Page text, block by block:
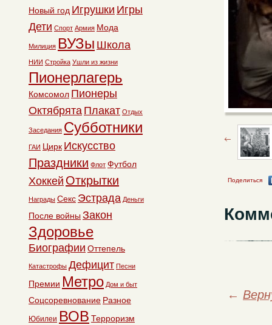
Поделиться
←
Новый год Игрушки Игры
Дети Спорт Армия Мода
Милиция ВУЗы Школа
НИИ Стройка Ушли из жизни
Пионерлагерь
Комсомол Пионеры
Октябрята Плакат Отдых
Заседания Субботники
ГАИ Цирк Искусство
Праздники Флот Футбол
Хоккей Открытки
Награды Секс Эстрада Деньги
После войны Закон
Здоровье
Биографии Оттепель
Катастрофы Дефицит Песни
Премии Метро Дом и быт
Соцсоревнование Разное
Юбилеи ВОВ Терроризм